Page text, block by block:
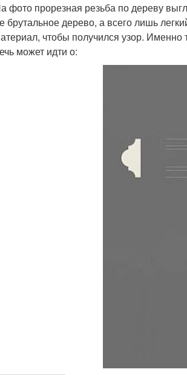
фото прорезная резьба по дереву
брутальное дерево, а всего лишь
чтобы получился узор.
может идти о: